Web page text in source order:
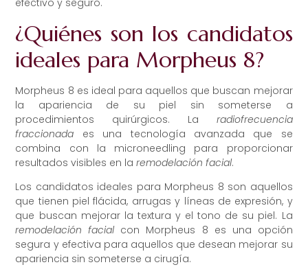
efectivo y seguro.
¿Quiénes son los candidatos
ideales para Morpheus 8?
Morpheus 8 es ideal para aquellos que buscan mejorar
la apariencia de su piel sin someterse a
procedimientos quirúrgicos. La radiofrecuencia
fraccionada es una tecnología avanzada que se
combina con la microneedling para proporcionar
resultados visibles en laremodelación facial.
Los candidatos ideales para Morpheus 8 son aquellos
que tienen piel flácida, arrugas y líneas de expresión, y
que buscan mejorar la textura y el tono de su piel. La
remodelación facialcon Morpheus 8 es una opción
segura y efectiva para aquellos que desean mejorar su
apariencia sin someterse a cirugía.